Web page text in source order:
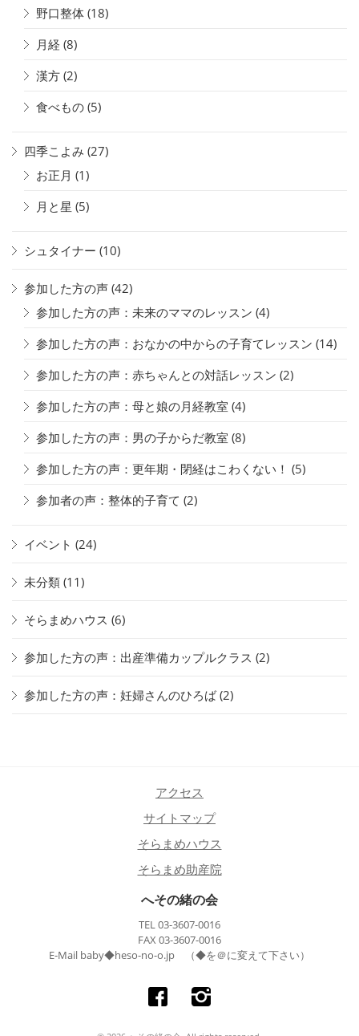
野口整体 (18)
月経 (8)
漢方 (2)
食べもの (5)
四季こよみ (27)
お正月 (1)
月と星 (5)
シュタイナー (10)
参加した方の声 (42)
参加した方の声：未来のママのレッスン (4)
参加した方の声：おなかの中からの子育てレッスン (14)
参加した方の声：赤ちゃんとの対話レッスン (2)
参加した方の声：母と娘の月経教室 (4)
参加した方の声：男の子からだ教室 (8)
参加した方の声：更年期・閉経はこわくない！ (5)
参加者の声：整体的子育て (2)
イベント (24)
未分類 (11)
そらまめハウス (6)
参加した方の声：出産準備カップルクラス (2)
参加した方の声：妊婦さんのひろば(2)
アクセス
サイトマップ
そらまめハウス
そらまめ助産院
へその緒の会
TEL 03-3607-0016
FAX 03-3607-0016
E-Mail baby◆heso-no-o.jp （◆を＠に変えて下さい）